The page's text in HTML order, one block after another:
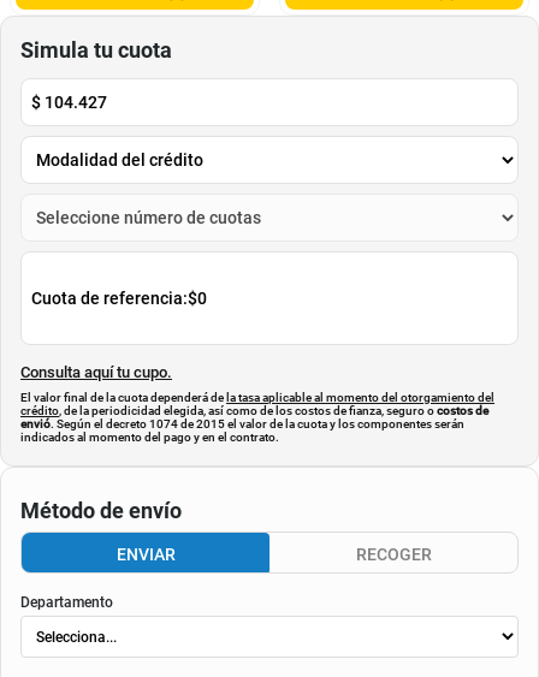
Simula tu cuota
$ 104.427
Cuota de referencia:$0
Consulta aquí tu cupo.
El valor final de la cuota dependerá de la tasa aplicable al momento del otorgamiento del
crédito , de la periodicidad elegida, así como de los costos de fianza, seguro ocostos de
envió. Según el decreto 1074 de 2015 el valor de la cuota y los componentes serán
indicados al momento del pago y en el contrato.
Método de envío
ENVIAR RECOGER
Departamento